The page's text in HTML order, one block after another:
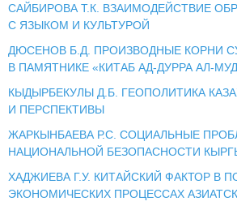
САЙБИРОВА Т.К. ВЗАИМОДЕЙСТВИЕ
С ЯЗЫКОМ И КУЛЬТУРОЙ
ДЮСЕНОВ Б.Д. ПРОИЗВОДНЫЕ КОРНИ
В ПАМЯТНИКЕ «КИТАБ АД-ДУРРА АЛ-
КЫДЫРБЕКУЛЫ Д.Б. ГЕОПОЛИТИКА
И ПЕРСПЕКТИВЫ
ЖАРКЫНБАЕВА Р.С. СОЦИАЛЬНЫЕ
НАЦИОНАЛЬНОЙ БЕЗОПАСНОСТИ
ХАДЖИЕВА Г.У. КИТАЙСКИЙ ФАКТОР В
ЭКОНОМИЧЕСКИХ ПРОЦЕССАХ